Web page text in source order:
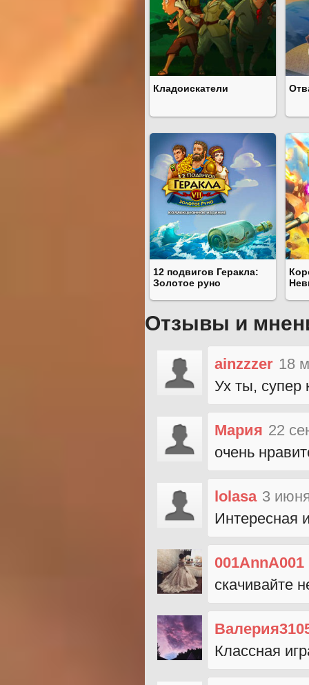
Кладоискатели
12 подвигов Геракла:
Золотое руно
Отзывы и
ainzzzer 18
Ух ты, супер
Мария 22
очень
lolasa 3
Интересная
001AnnA001
скачивайте
Классная